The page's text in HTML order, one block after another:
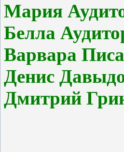
Мария
Белла
Варвара
Денис
Дмитрий